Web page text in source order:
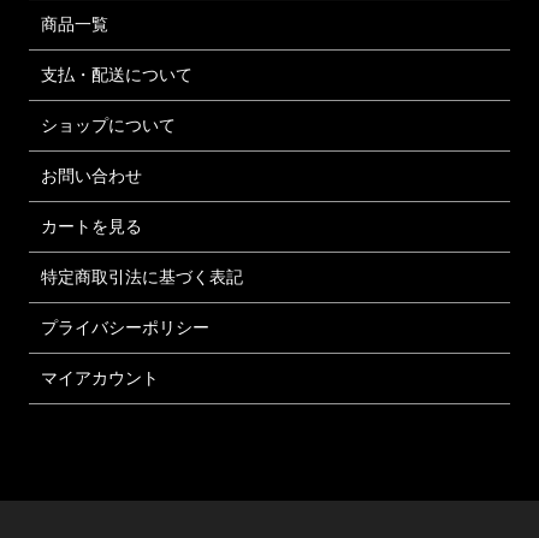
商品一覧
支払・配送について
ショップについて
お問い合わせ
カートを見る
特定商取引法に基づく表記
プライバシーポリシー
マイアカウント